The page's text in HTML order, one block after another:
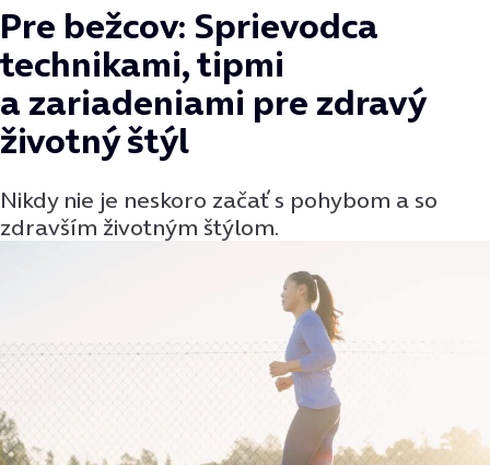
Pre bežcov: Sprievodca
technikami, tipmi
a zariadeniami pre zdravý
životný štýl
Nikdy nie je neskoro začať s pohybom a so
zdravším životným štýlom.